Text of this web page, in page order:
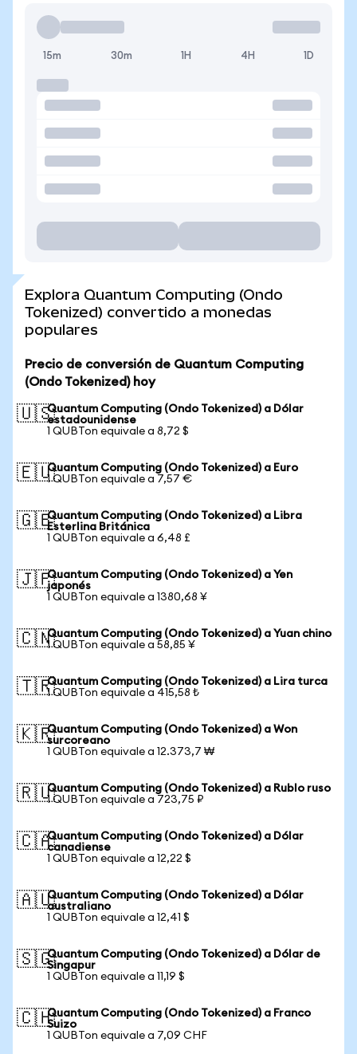
15m 30m 1H 4H 1D
Explora Quantum Computing (Ondo
Tokenized) convertido a monedas
populares
Precio de conversión de Quantum Computing
(Ondo Tokenized) hoy
🇺🇸Quantum Computing (Ondo Tokenized) a Dólar
estadounidense
1 QUBTon equivale a 8,72 $
🇪🇺Quantum Computing (Ondo Tokenized) a Euro
1 QUBTon equivale a 7,57 €
🇬🇧Quantum Computing (Ondo Tokenized) a Libra
Esterlina Británica
1 QUBTon equivale a 6,48 £
🇯🇵Quantum Computing (Ondo Tokenized) a Yen
japonés
1 QUBTon equivale a 1380,68 ¥
🇨🇳Quantum Computing (Ondo Tokenized) a Yuan chino
1 QUBTon equivale a 58,85 ¥
🇹🇷Quantum Computing (Ondo Tokenized) a Lira turca
1 QUBTon equivale a 415,58 ₺
🇰🇷Quantum Computing (Ondo Tokenized) a Won
surcoreano
1 QUBTon equivale a 12.373,7 ₩
🇷🇺Quantum Computing (Ondo Tokenized) a Rublo ruso
1 QUBTon equivale a 723,75 ₽
🇨🇦Quantum Computing (Ondo Tokenized) a Dólar
canadiense
1 QUBTon equivale a 12,22 $
🇦🇺Quantum Computing (Ondo Tokenized) a Dólar
australiano
1 QUBTon equivale a 12,41 $
🇸🇬Quantum Computing (Ondo Tokenized) a Dólar de
Singapur
1 QUBTon equivale a 11,19 $
🇨🇭Quantum Computing (Ondo Tokenized) a Franco
Suizo
1 QUBTon equivale a 7,09 CHF